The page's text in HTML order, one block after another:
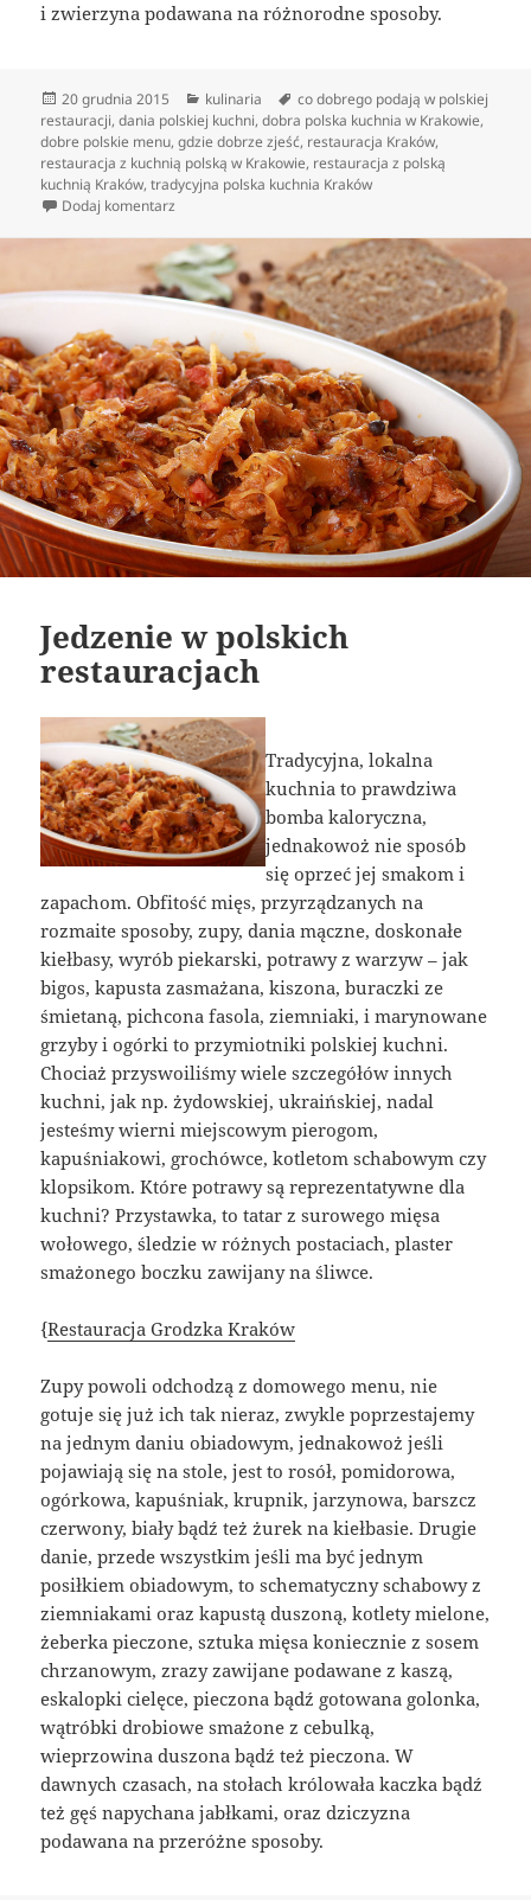
i zwierzyna podawana na różnorodne sposoby.
Data
publikacji
20 grudnia 2015 Kategorie
kulinaria Tagi
co dobrego podają w polskiej
restauracji,dania polskiej kuchni,dobra polska kuchnia w Krakowie,
dobre polskie menu,gdzie dobrze zjeść, restauracja Kraków,
restauracja z kuchnią polską w Krakowie, restauracja z polską
kuchnią Kraków,tradycyjna polska kuchnia Kraków
Dodaj komentarz
Jedzenie w polskich
restauracjach
Tradycyjna, lokalna
kuchnia to prawdziwa
bomba kaloryczna,
jednakowoż nie sposób
się oprzeć jej smakom i
zapachom. Obfitość mięs, przyrządzanych na
rozmaite sposoby, zupy, dania mączne, doskonałe
kiełbasy, wyrób piekarski, potrawy z warzyw – jak
bigos, kapusta zasmażana, kiszona, buraczki ze
śmietaną, pichcona fasola, ziemniaki, i marynowane
grzyby i ogórki to przymiotniki polskiej kuchni.
Chociaż przyswoiliśmy wiele szczegółów innych
kuchni, jak np. żydowskiej, ukraińskiej, nadal
jesteśmy wierni miejscowym pierogom,
kapuśniakowi, grochówce, kotletom schabowym czy
klopsikom. Które potrawy są reprezentatywne dla
kuchni? Przystawka, to tatar z surowego mięsa
wołowego, śledzie w różnych postaciach, plaster
smażonego boczku zawijany na śliwce.
{Restauracja Grodzka Kraków
Zupy powoli odchodzą z domowego menu, nie
gotuje się już ich tak nieraz, zwykle poprzestajemy
na jednym daniu obiadowym, jednakowoż jeśli
pojawiają się na stole, jest to rosół, pomidorowa,
ogórkowa, kapuśniak, krupnik, jarzynowa, barszcz
czerwony, biały bądź też żurek na kiełbasie. Drugie
danie, przede wszystkim jeśli ma być jednym
posiłkiem obiadowym, to schematyczny schabowy z
ziemniakami oraz kapustą duszoną, kotlety mielone,
żeberka pieczone, sztuka mięsa koniecznie z sosem
chrzanowym, zrazy zawijane podawane z kaszą,
eskalopki cielęce, pieczona bądź gotowana golonka,
wątróbki drobiowe smażone z cebulką,
wieprzowina duszona bądź też pieczona. W
dawnych czasach, na stołach królowała kaczka bądź
też gęś napychana jabłkami, oraz dziczyzna
podawana na przeróżne sposoby.